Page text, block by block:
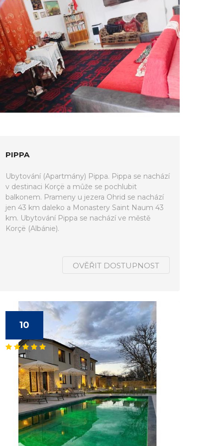
PIPPA
Ubytování (Apartmány) Pippa. Pippa se nachází
v destinaci Korçë a může se pochlubit
balkonem. Prameny u jezera Ohrid se nachází
jen 43 km daleko a Monastery Saint Naum 43
km. Ubytování Pippa se nachází ve městě
Korçë (Albánie).
OVĚŘIT DOSTUPNOST
10